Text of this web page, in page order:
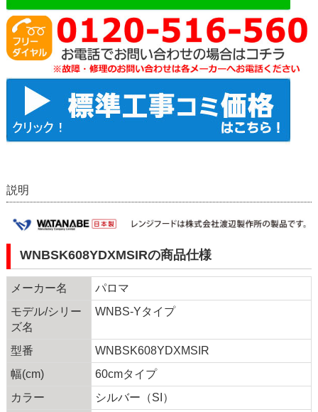
説明
WNBSK608YDXMSIRの商品仕様
メーカー名
パロマ
モデル/シリー
ズ名
WNBS-Yタイプ
型番
WNBSK608YDXMSIR
幅(cm)
60cmタイプ
カラー
シルバー（SI）